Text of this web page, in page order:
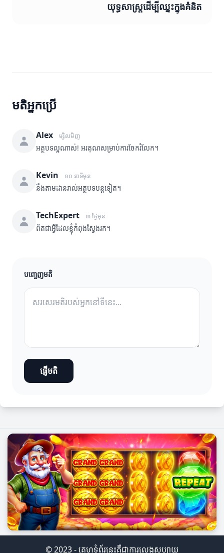
យុទ្ធសាស្រ្តដើម្បីឈ្នះក្នុងគំនិត
មតិអ្នកប្រើ
Alex ម្សិលមិញ
អត្ថបទល្អណាស់! អរគុណសម្រាប់ការចែករំលែក។
Kevin ១០ នាទីមុន
នឹងតាមដានរាល់អត្ថបទបន្តទៀត។
TechExpert ៣ ថ្ងៃមុន
ពិតជាអ្វីដែលខ្ញុំកំពុងស្វែងរក។
បញ្ចេញមតិ
ផ្ញើមតិ
© 2023 - គេហទំព័រនេះគឺជាការលេងសប្បាយ